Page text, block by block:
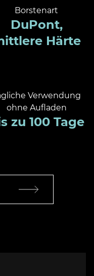
Borstenart
DuPont,
Härte
Verwendung
ohne Aufladen
zu 100 Tage